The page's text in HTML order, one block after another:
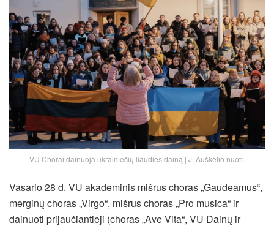
VU Chorai dainuoja ukrainiečių liaudies dainą | J. Auškelio nuotr.
Vasario 28 d. VU akademinis mišrus choras „Gaudeamus“,
merginų choras „Virgo“, mišrus choras „Pro musica“ ir
dainuoti prijaučiantieji (choras „Ave Vita“, VU Dainų ir